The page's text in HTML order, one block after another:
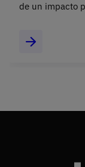
de un impacto